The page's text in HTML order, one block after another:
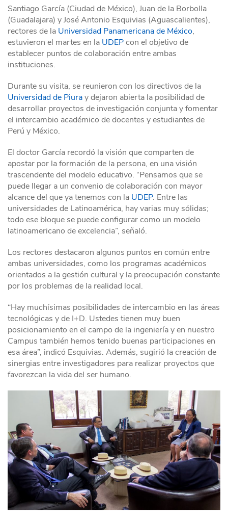
Santiago García (Ciudad de México), Juan de la Borbolla
(Guadalajara) y José Antonio Esquivias (Aguascalientes),
rectores de la Universidad Panamericana de México,
estuvieron el martes en la UDEPcon el objetivo de
establecer puntos de colaboración entre ambas
instituciones.
Durante su visita, se reunieron con los directivos de la
Universidad de Piuray dejaron abierta la posibilidad de
desarrollar proyectos de investigación conjunta y fomentar
el intercambio académico de docentes y estudiantes de
Perú y México.
El doctor García recordó la visión que comparten de
apostar por la formación de la persona, en una visión
trascendente del modelo educativo. “Pensamos que se
puede llegar a un convenio de colaboración con mayor
alcance del que ya tenemos con la UDEP. Entre las
universidades de Latinoamérica, hay varias muy sólidas;
todo ese bloque se puede configurar como un modelo
latinoamericano de excelencia”, señaló.
Los rectores destacaron algunos puntos en común entre
ambas universidades, como los programas académicos
orientados a la gestión cultural y la preocupación constante
por los problemas de la realidad local.
“Hay muchísimas posibilidades de intercambio en las áreas
tecnológicas y de I+D. Ustedes tienen muy buen
posicionamiento en el campo de la ingeniería y en nuestro
Campus también hemos tenido buenas participaciones en
esa área”, indicó Esquivias. Además, sugirió la creación de
sinergias entre investigadores para realizar proyectos que
favorezcan la vida del ser humano.